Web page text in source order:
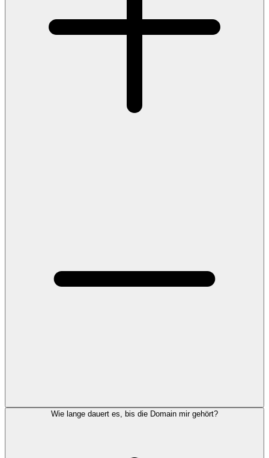
Wie lange dauert es, bis die Domain mir gehört?